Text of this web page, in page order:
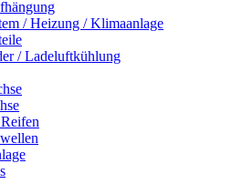
/ Heizung / Klimaanlage
/ Ladeluftkühlung